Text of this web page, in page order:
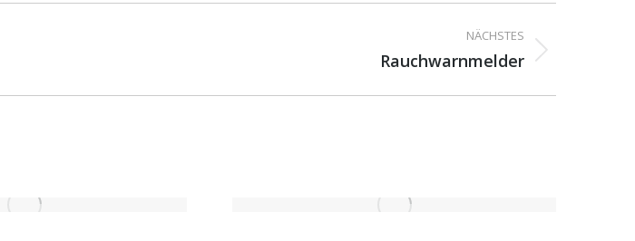
NÄCHSTES
Rauchwarnmelder